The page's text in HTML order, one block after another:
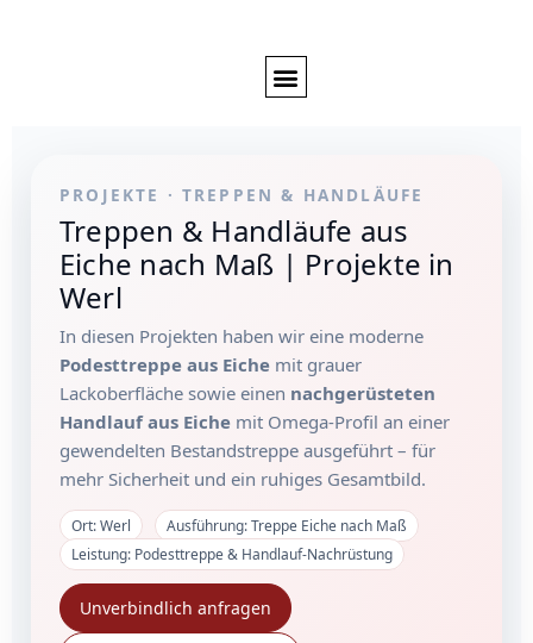
PROJEKTE · TREPPEN & HANDLÄUFE
Treppen & Handläufe aus
Eiche nach Maß | Projekte in
Werl
In diesen Projekten haben wir eine moderne
Podesttreppe aus Eiche mit grauer
Lackoberfläche sowie einen nachgerüsteten
Handlauf aus Eiche mit Omega-Profil an einer
gewendelten Bestandstreppe ausgeführt – für
mehr Sicherheit und ein ruhiges Gesamtbild.
Ort: Werl
Ausführung: Treppe Eiche nach Maß
Leistung: Podesttreppe & Handlauf-Nachrüstung
Unverbindlich anfragen